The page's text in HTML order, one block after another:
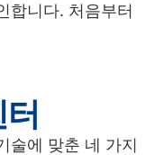
합니다. 처음부터
술에 맞춘 네 가지